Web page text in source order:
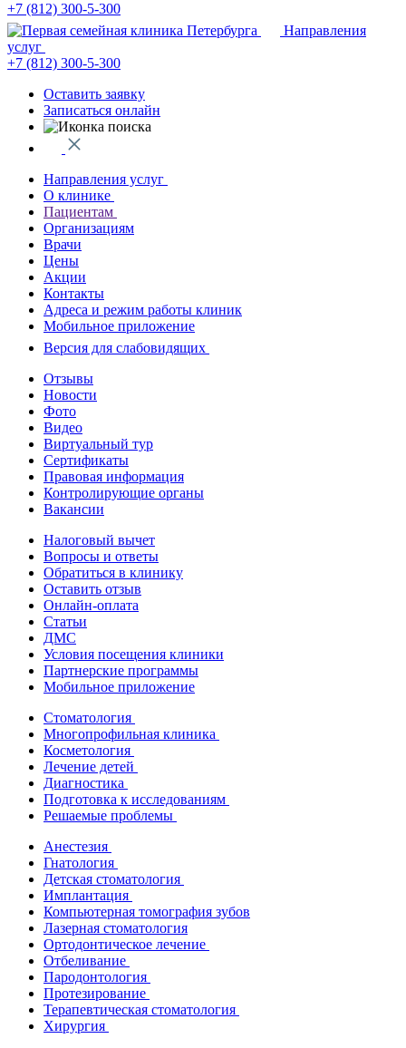
+7 (812) 300-5-300
Направления
услуг
+7 (812) 300-5-300
Оставить заявку
Записаться онлайн
Направления услуг
О клинике
Пациентам
Организациям
Врачи
Цены
Акции
Контакты
Адреса и режим работы клиник
Мобильное приложение
Версия для слабовидящих
Отзывы
Новости
Фото
Видео
Виртуальный тур
Сертификаты
Правовая информация
Контролирующие органы
Вакансии
Налоговый вычет
Вопросы и ответы
Обратиться в клинику
Оставить отзыв
Онлайн-оплата
Статьи
ДМС
Условия посещения клиники
Партнерские программы
Мобильное приложение
Стоматология
Многопрофильная клиника
Косметология
Лечение детей
Диагностика
Подготовка к исследованиям
Решаемые проблемы
Анестезия
Гнатология
Детская стоматология
Имплантация
Компьютерная томография зубов
Лазерная стоматология
Ортодонтическое лечение
Отбеливание
Пародонтология
Протезирование
Терапевтическая стоматология
Хирургия